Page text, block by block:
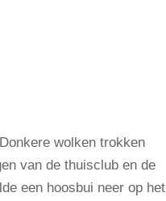
wolken trokken
van de thuisclub en de
een hoosbui neer op het